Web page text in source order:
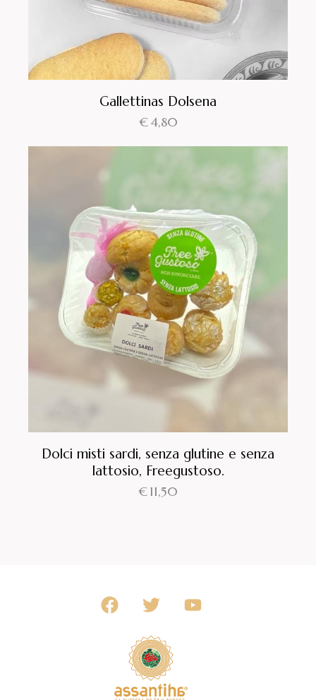
Gallettinas Dolsena
€4,80
Dolci misti sardi, senza glutine e senza
lattosio, Freegustoso.
€11,50